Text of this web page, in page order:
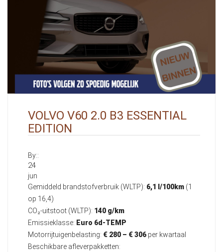
VOLVO V60 2.0 B3 ESSENTIAL
EDITION
By::
24
jun
Gemiddeld brandstofverbruik (WLTP): 6,1 l/100km (1
op 16,4)
CO₂-uitstoot (WLTP): 140 g/km
Emissieklasse: Euro 6d-TEMP
Motorrijtuigenbelasting: € 280 – € 306 per kwartaal
Beschikbare afleverpakketten: